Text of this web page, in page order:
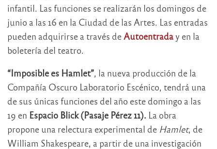
infantil. Las funciones se realizarán los domingos de
junio a las 16 en la Ciudad de las Artes. Las entradas
pueden adquirirse a través de Autoentraday en la
boletería del teatro.
“Imposible es Hamlet”, la nueva producción de la
Compañía Oscuro Laboratorio Escénico, tendrá una
de sus únicas funciones del año este domingo a las
19 en Espacio Blick (Pasaje Pérez 11). La obra
propone una relectura experimental de Hamlet, de
William Shakespeare, a partir de una investigación